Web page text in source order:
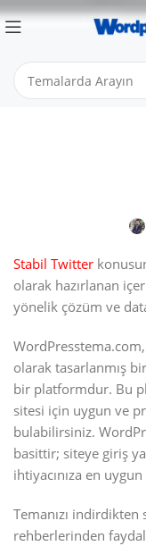
Stabil Twitter
olarak hazırlanan
yönelik çözüm ve
olarak tasarlanmış
bir platformdur. Bu
sitesi için uygun ve
bulabilirsiniz.
basittir; siteye giriş
ihtiyacınıza en
Temanızı
rehberlerinden